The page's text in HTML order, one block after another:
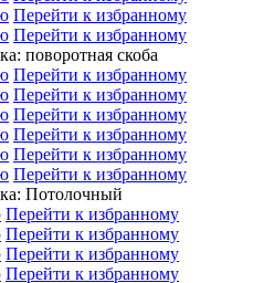
Перейти к избранному
Перейти к избранному
поворотная скоба
Перейти к избранному
Перейти к избранному
Перейти к избранному
Перейти к избранному
Перейти к избранному
Перейти к избранному
Потолочный
Перейти к избранному
Перейти к избранному
Перейти к избранному
Перейти к избранному